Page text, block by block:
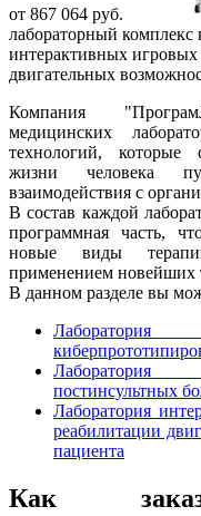
от 867 064 руб.
лабораторный комплекс
интерактивных
двигательных
Компания
медицинских
технологий, которые
жизни человека
взаимодействия с
В состав каждой
программная часть,
новые виды
применением новейших
В данном разделе вы
Лаборатория
постинсультных
Лаборатория
реабилитации
пациента
Как